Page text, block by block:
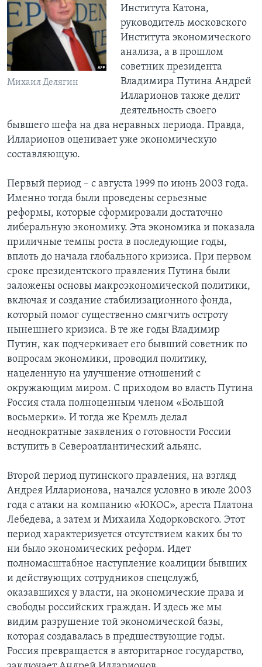
Михаил Делягин
Института Катона,
руководитель московского
Института экономического
анализа, а в прошлом
советник президента
Владимира Путина Андрей
Илларионов также делит
деятельность своего
бывшего шефа на два неравных периода. Правда,
Илларионов оценивает уже экономическую
составляющую.
Первый период – с августа 1999 по июнь 2003 года.
Именно тогда были проведены серьезные
реформы, которые сформировали достаточно
либеральную экономику. Эта экономика и показала
приличные темпы роста в последующие годы,
вплоть до начала глобального кризиса. При первом
сроке президентского правления Путина были
заложены основы макроэкономической политики,
включая и создание стабилизационного фонда,
который помог существенно смягчить остроту
нынешнего кризиса. В те же годы Владимир
Путин, как подчеркивает его бывший советник по
вопросам экономики, проводил политику,
нацеленную на улучшение отношений с
окружающим миром. С приходом во власть Путина
Россия стала полноценным членом «Большой
восьмерки». И тогда же Кремль делал
неоднократные заявления о готовности России
вступить в Североатлантический альянс.
Второй период путинского правления, на взгляд
Андрея Илларионова, начался условно в июле 2003
года с атаки на компанию «ЮКОС», ареста Платона
Лебедева, а затем и Михаила Ходорковского. Этот
период характеризуется отсутствием каких бы то
ни было экономических реформ. Идет
полномасштабное наступление коалиции бывших
и действующих сотрудников спецслужб,
оказавшихся у власти, на экономические права и
свободы российских граждан. И здесь же мы
видим разрушение той экономической базы,
которая создавалась в предшествующие годы.
Россия превращается в авторитарное государство,